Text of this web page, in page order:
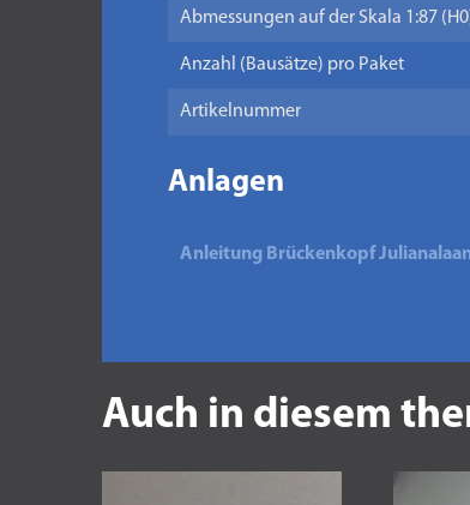
Abmessungen auf der Skala 1:87
Anzahl (Bausätze) pro Paket
Artikelnummer
Anlagen
Anleitung Brückenkopf
Auch in diesem